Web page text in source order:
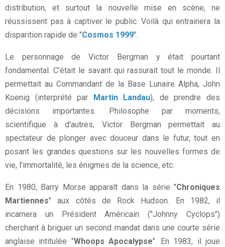
distribution, et surtout la nouvelle mise en scène, ne
réussissent pas à captiver le public. Voilà qui entrainera la
disparition rapide de "Cosmos 1999".
Le personnage de Victor Bergman y était pourtant
fondamental. C'était le savant qui rassurait tout le monde. Il
permettait au Commandant de la Base Lunaire Alpha, John
Koenig (interprété par
Martin Landau), de prendre des
décisions importantes. Philosophe par moments,
scientifique à d'autres, Victor Bergman permettait au
spectateur de plonger avec douceur dans le futur, tout en
posant les grandes questions sur les nouvelles formes de
vie, l'immortalité, les énigmes de la science, etc.
En 1980, Barry Morse apparaît dans la série "Chroniques
Martiennes" aux côtés de Rock Hudson. En 1982, il
incarnera un Président Américain ("Johnny Cyclops")
cherchant à briguer un second mandat dans une courte série
anglaise intitulée "Whoops Apocalypse". En 1983, il joue